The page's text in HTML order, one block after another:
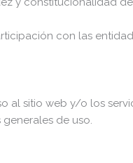
con las
al sitio web y/o los
de uso.